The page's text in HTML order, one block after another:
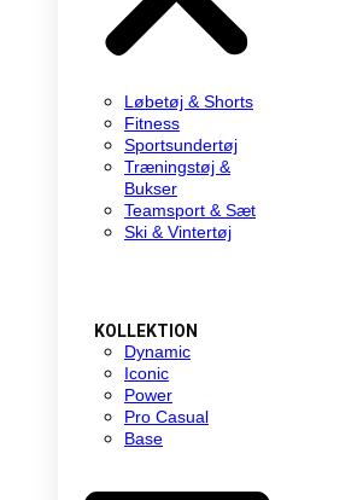
Løbetøj & Shorts
Fitness
Sportsundertøj
Træningstøj &
Bukser
Teamsport & Sæt
Ski & Vintertøj
KOLLEKTION
Dynamic
Iconic
Power
Pro Casual
Base